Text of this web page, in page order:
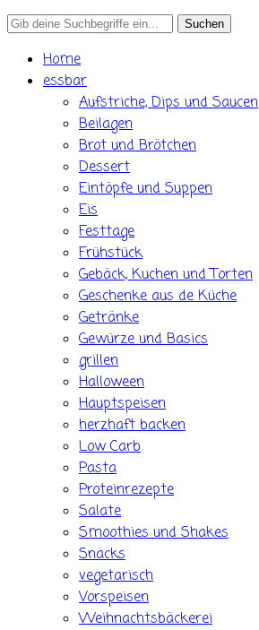
Search
Home
essbar
Aufstriche, Dips und Saucen
Beilagen
Brot und Brötchen
Dessert
Eintöpfe und Suppen
Eis
Festtage
Frühstück
Gebäck, Kuchen und Torten
Geschenke aus de Küche
Getränke
Gewürze und Basics
grillen
Halloween
Hauptspeisen
herzhaft backen
Low Carb
Pasta
Proteinrezepte
Salate
Smoothies und Shakes
Snacks
vegetarisch
Vorspeisen
Weihnachtsbäckerei